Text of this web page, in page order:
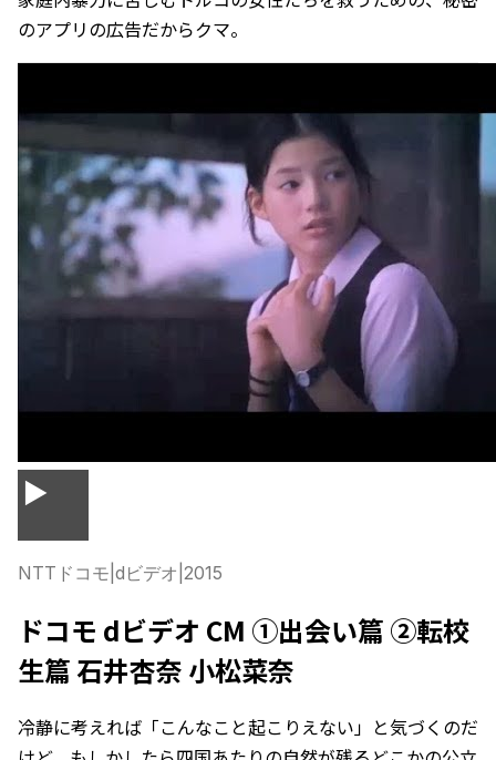
のアプリの広告だからクマ。
▶
NTTドコモ dビデオ 2015
ドコモ dビデオ CM ①出会い篇 ②転校
生篇 石井杏奈 小松菜奈
冷静に考えれば「こんなこと起こりえない」と気づくのだ